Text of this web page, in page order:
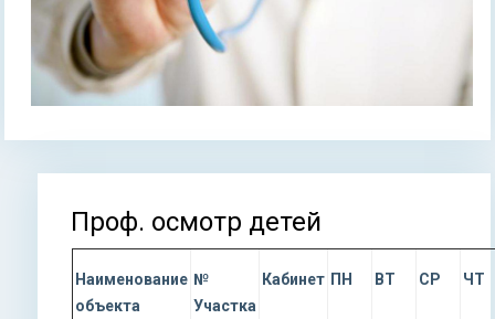
Вы здесь
Проф. осмотр детей
Наименование
объекта
№
Участка
Кабинет ПН ВТ СР ЧТ